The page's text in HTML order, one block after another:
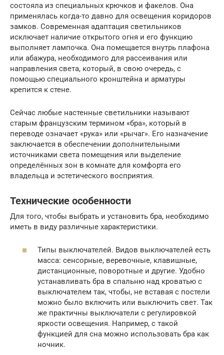
состояла из специальных крючков и факелов. Она
применялась когда-то давно для освещения коридоров
замков. Современная адаптация светильников
исключает наличие открытого огня и его функцию
выполняет лампочка. Она помещается внутрь плафона
или абажура, необходимого для рассеивания или
направления света, который, в свою очередь, с
помощью специального кронштейна и арматуры
крепится к стене.
Сейчас любые настенные светильники называют
старым французским термином «бра», который в
переводе означает «рука» или «рычаг». Его назначение
заключается в обеспечении дополнительными
источниками света помещения или выделение
определённых зон в комнате для комфорта его
владельца и эстетического восприятия.
Технические особенности
Для того, чтобы выбрать и установить бра, необходимо
иметь в виду различные характеристики.
Типы выключателей. Видов выключателей есть
масса: сенсорные, веревочные, клавишные,
дистанционные, поворотные и другие. Удобно
устанавливать бра в спальню над кроватью с
выключателем так, чтобы, не вставая с постели
можно было включить или выключить свет. Так
же практичны выключатели с регулировкой
яркости освещения. Например, с такой
функцией для сна можно использовать бра как
ночник.